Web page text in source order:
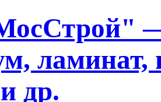
—
ламинат,
др.